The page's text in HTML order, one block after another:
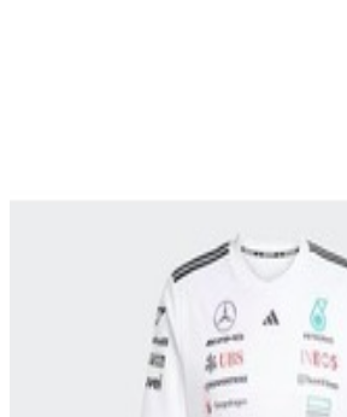
AMG PETRONAS saison 2025